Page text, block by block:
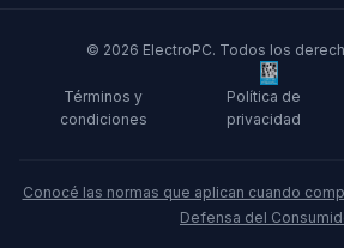
© 2026 ElectroPC. Todos los
Términos y
condiciones
Política de
privacidad
Conocé las normas que aplican cuando
Defensa del